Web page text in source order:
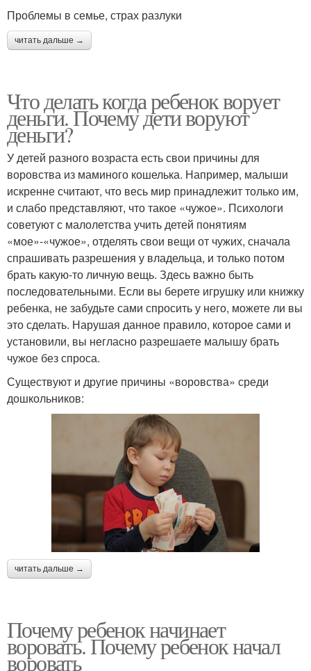
Проблемы в семье, страх разлуки
читать дальше →
Что делать когда ребенок ворует
деньги. Почему дети воруют
деньги?
У детей разного возраста есть свои причины для
воровства из маминого кошелька. Например, малыши
искренне считают, что весь мир принадлежит только им,
и слабо представляют, что такое «чужое». Психологи
советуют с малолетства учить детей понятиям
«мое»-«чужое», отделять свои вещи от чужих, сначала
спрашивать разрешения у владельца, и только потом
брать какую-то личную вещь. Здесь важно быть
последовательными. Если вы берете игрушку или книжку
ребенка, не забудьте сами спросить у него, можете ли вы
это сделать. Нарушая данное правило, которое сами и
установили, вы негласно разрешаете малышу брать
чужое без спроса.
Существуют и другие причины «воровства» среди
дошкольников:
читать дальше →
Почему ребенок начинает
воровать. Почему ребенок начал
воровать